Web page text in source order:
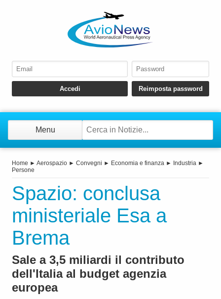
Menu
Home ► Aerospazio ► Convegni ► Economia e finanza ► Industria ►
Persone
Spazio: conclusa
ministeriale Esa a
Brema
Sale a 3,5 miliardi il contributo
dell'Italia al budget agenzia
europea